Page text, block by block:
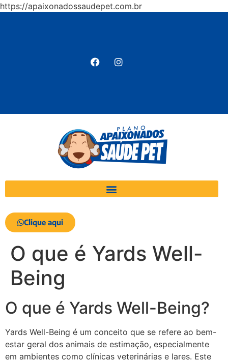
https://apaixonadossaudepet.com.br
Clique aqui
O que é Yards Well-
Being
O que é Yards Well-Being?
Yards Well-Being é um conceito que se refere ao bem-
estar geral dos animais de estimação, especialmente
em ambientes como clínicas veterinárias e lares. Este